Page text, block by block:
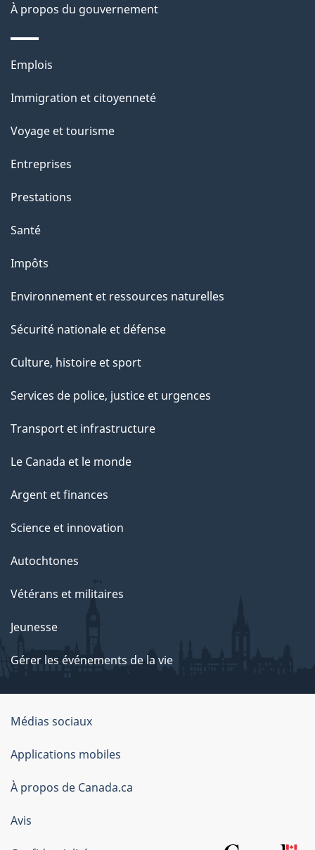
g
e
À propos du gouvernement
Thèmes
sujets
Emplois
Immigration et citoyenneté
Voyage et tourisme
Entreprises
Prestations
Santé
Impôts
Environnement et ressources naturelles
Sécurité nationale et défense
Culture, histoire et sport
Services de police, justice et urgences
Transport et infrastructure
Le Canada et le monde
Argent et finances
Science et innovation
Autochtones
Vétérans et militaires
Jeunesse
Gérer les événements de la vie
Organisation
du
gouvernement
du
Canada
Médias sociaux
Applications mobiles
À propos de Canada.ca
Avis